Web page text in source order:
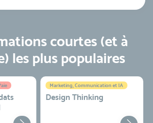
courtes (et à
les plus populaires
Marketing, Communication et IA
Design Thinking